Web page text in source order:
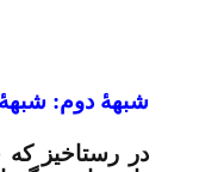
شبهۀ دوم:
در رستاخیز که